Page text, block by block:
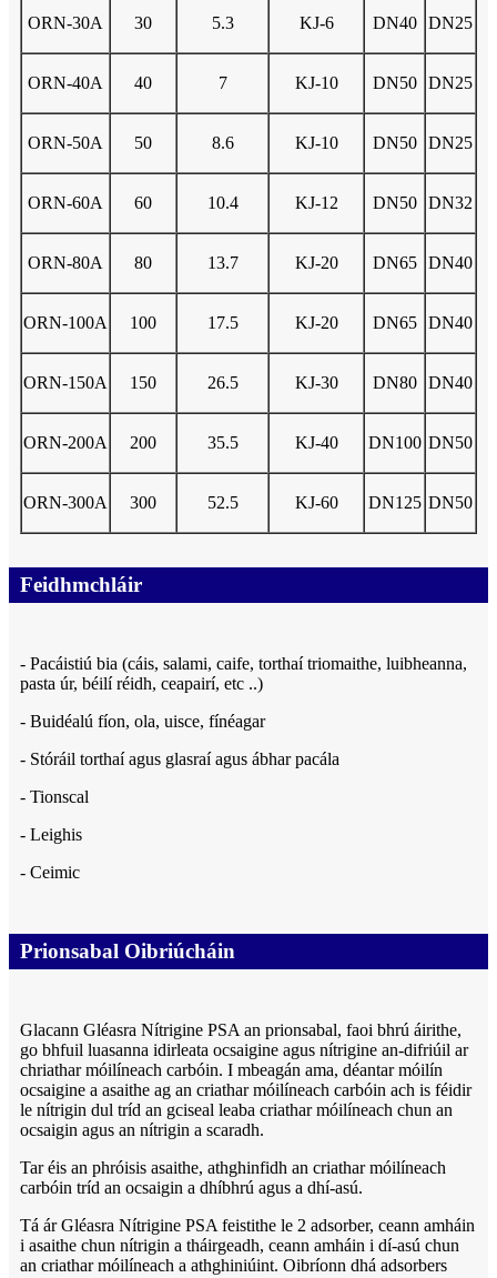
ORN-30A 30 5.3 KJ-6 DN40 DN25
ORN-40A 40 7 KJ-10 DN50 DN25
ORN-50A 50 8.6 KJ-10 DN50 DN25
ORN-60A 60 10.4 KJ-12 DN50 DN32
ORN-80A 80 13.7 KJ-20 DN65 DN40
ORN-100A 100 17.5 KJ-20 DN65 DN40
ORN-150A 150 26.5 KJ-30 DN80 DN40
ORN-200A 200 35.5 KJ-40 DN100 DN50
ORN-300A 300 52.5 KJ-60 DN125 DN50
Feidhmchláir
- Pacáistiú bia (cáis, salami, caife, torthaí triomaithe, luibheanna,
pasta úr, béilí réidh, ceapairí, etc ..)
- Buidéalú fíon, ola, uisce, fínéagar
- Stóráil torthaí agus glasraí agus ábhar pacála
- Tionscal
- Leighis
- Ceimic
Prionsabal Oibriúcháin
Glacann Gléasra Nítrigine PSA an prionsabal, faoi bhrú áirithe,
go bhfuil luasanna idirleata ocsaigine agus nítrigine an-difriúil ar
chriathar móilíneach carbóin. I mbeagán ama, déantar móilín
ocsaigine a asaithe ag an criathar móilíneach carbóin ach is féidir
le nítrigin dul tríd an gciseal leaba criathar móilíneach chun an
ocsaigin agus an nítrigin a scaradh.
Tar éis an phróisis asaithe, athghinfidh an criathar móilíneach
carbóin tríd an ocsaigin a dhíbhrú agus a dhí-asú.
Tá ár Gléasra Nítrigine PSA feistithe le 2 adsorber, ceann amháin
i asaithe chun nítrigin a tháirgeadh, ceann amháin i dí-asú chun
an criathar móilíneach a athghiniúint. Oibríonn dhá adsorbers